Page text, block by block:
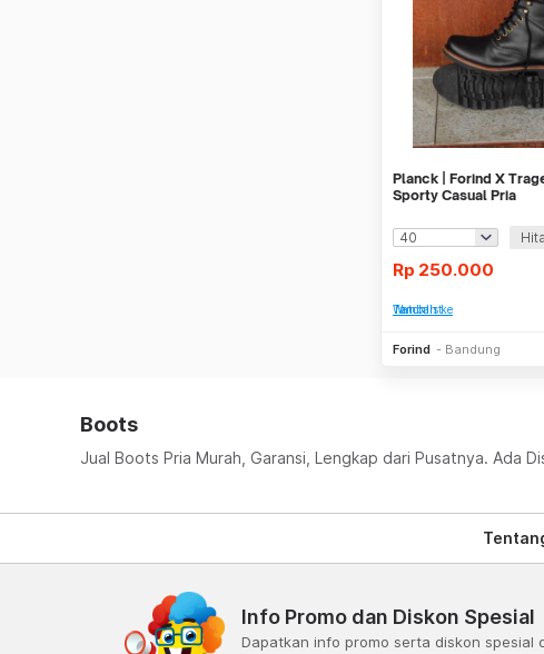
Planck | Forind X
Sporty Casual Pria
Rp 250.000
Tambah ke Watchlist
Forind Bandung
Boots
Jual Boots Pria Murah, Garansi, Lengkap dari Pusatnya. Ada
Info Promo dan Diskon Spesial
Dapatkan info promo serta diskon spesial